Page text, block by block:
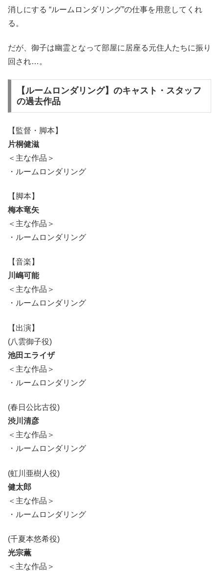
消しにする “ルームロンダリング”の仕事を用意してくれ
る。
だが、御子は幽霊となって部屋に居座る元住人たちに振り
回され…。
【ルームロンダリング】のキャスト・スタッフ
の過去作品
【監督・脚本】
片桐健滋
＜主な作品＞
・ルームロンダリング
【脚本】
梅本竜矢
＜主な作品＞
・ルームロンダリング
【音楽】
川嶋可能
＜主な作品＞
・ルームロンダリング
【出演】
(八雲御子役)
池田エライザ
＜主な作品＞
・ルームロンダリング
(春日公比古役)
渋川清彦
＜主な作品＞
・ルームロンダリング
(虹川亜樹人役)
健太郎
＜主な作品＞
・ルームロンダリング
(千夏本悠希役)
光宗薫
＜主な作品＞